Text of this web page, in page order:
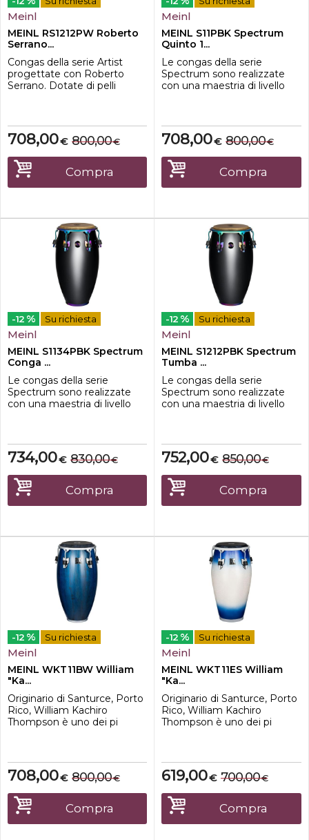
Meinl
MEINL RS1212PW Roberto
Serrano...
Congas della serie Artist
progettate con Roberto
Serrano. Dotate di pelli
Altezza 30''-Tiranti massicci
da 10 mm-Cerchi SSR 4 mm
rounded-Hardware
Spazzolato Nickelato-Siam
Oak 3 Strati (Hevea
brasiliensis Muell.-Arg.)-P...
€
708,00 €
800,00
Compra
Meinl
MEINL S11PBK Spectrum
Quinto 1...
Le congas della serie
Spectrum sono realizzate
con una maestria di livello
tournèe, fino alle jam con gli
amici. Offrono un suono
ricco, pulito e risonante.
Presentano l'hardware unico
della Serie Spectrum.
Caratteri...
€
708,00 €
800,00
Compra
-12 % Su richiesta
Meinl
MEINL S1134PBK Spectrum
Conga ...
Le congas della serie
Spectrum sono realizzate
con una maestria di livello
tournèe, fino alle jam con gli
amici. Offrono un suono
ricco, pulito e risonante.
Presentano l'hardware unico
della Serie Spectrum.
Caratteri...
€
734,00 €
830,00
Compra
-12 % Su richiesta
Meinl
MEINL S1212PBK Spectrum
Tumba ...
Le congas della serie
Spectrum sono realizzate
con una maestria di livello
tournèe, fino alle jam con gli
amici. Offrono un suono
ricco, pulito e risonante.
Presentano l'hardware unico
della Serie Spectrum.
Caratteri...
€
752,00 €
850,00
Compra
-12 % Su richiesta
Meinl
MEINL WKT11BW William
"Ka...
Originario di Santurce, Porto
Rico, William Kachiro
Thompson è uno dei pi
Kachiro utilizza tamburi in
grado di coprire un'ampia
variet di situazioni musicali.
All'interno o all'esterno, in un
locale intim...
€
708,00 €
800,00
Compra
-12 % Su richiesta
Meinl
MEINL WKT11ES William
"Ka...
Originario di Santurce, Porto
Rico, William Kachiro
Thompson è uno dei pi
Kachiro utilizza tamburi in
grado di coprire un'ampia
variet di situazioni musicali.
All'interno o all'esterno, in un
locale intim...
€
619,00 €
700,00
Compra